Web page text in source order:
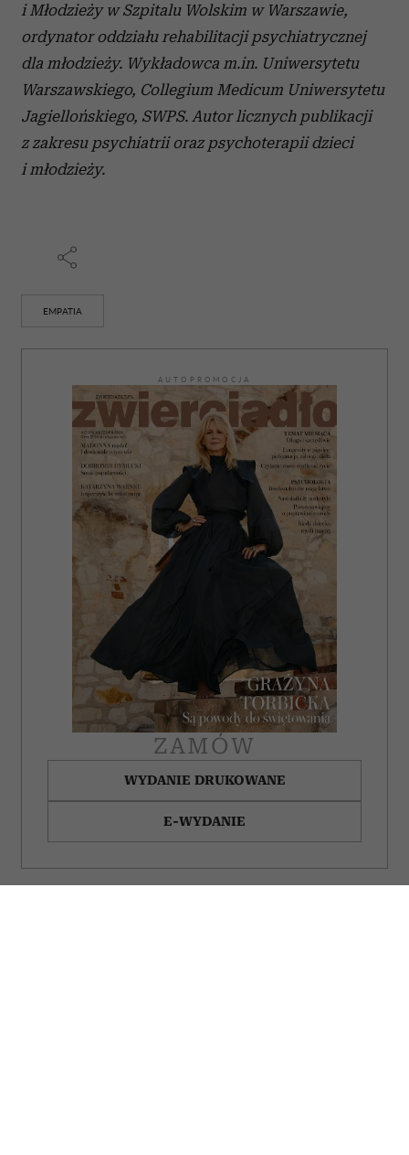
i Młodzieży w Szpitalu Wolskim w Warszawie,
ordynator oddziału rehabilitacji psychiatrycznej
dla młodzieży. Wykładowca m.in. Uniwersytetu
Warszawskiego, Collegium Medicum Uniwersytetu
Jagiellońskiego, SWPS. Autor licznych publikacji
z zakresu psychiatrii oraz psychoterapii dzieci
i młodzieży.
EMPATIA
AUTOPROMOCJA
ZAMÓW
WYDANIE DRUKOWANE
E-WYDANIE